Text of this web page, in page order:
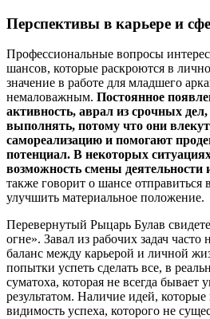
Перспективы в карьере и
Профессиональные вопросы
шансов, которые раскроются в
значение в работе для младшего
немаловажным. Постоянное
активность, аврал из срочных
выполнять, потому что они влекут
самореализацию и помогают
потенциал. В некоторых
возможность смены деятельности
также говорит о шансе отправиться
улучшить материальное положение.
Перевернутый Рыцарь Булав
огне». Завал из рабочих задач часто
баланс между карьерой и личной
попытки успеть сделать все, в
суматоха, которая не всегда бывает
результатом. Наличие идей,
видимость успеха, которого не